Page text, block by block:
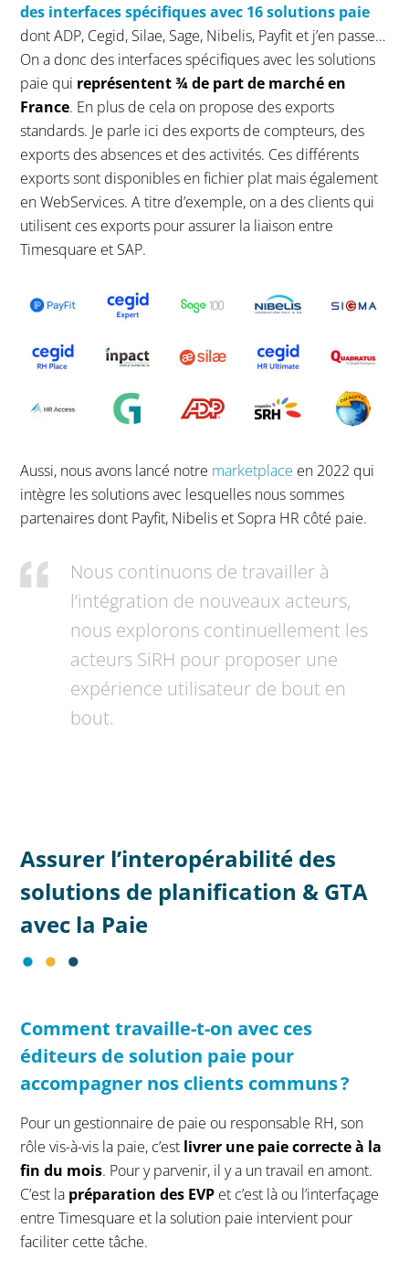
des interfaces spécifiques avec 16 solutions paie
dont ADP, Cegid, Silae, Sage, Nibelis, Payfit et j’en passe…
On a donc des interfaces spécifiques avec les solutions
paie qui représentent ¾ de part de marché en
France. En plus de cela on propose des exports
standards. Je parle ici des exports de compteurs, des
exports des absences et des activités. Ces différents
exports sont disponibles en fichier plat mais également
en WebServices. A titre d’exemple, on a des clients qui
utilisent ces exports pour assurer la liaison entre
Timesquare et SAP.
Aussi, nous avons lancé notre marketplace en 2022 qui
intègre les solutions avec lesquelles nous sommes
partenaires dont Payfit, Nibelis et Sopra HR côté paie.
Nous continuons de travailler à
l’intégration de nouveaux acteurs,
nous explorons continuellement les
acteurs SiRH pour proposer une
expérience utilisateur de bout en
bout.
Assurer l’interopérabilité des
solutions de planification & GTA
avec la Paie
Comment travaille-t-on avec ces
éditeurs de solution paie pour
accompagner nos clients communs?
Pour un gestionnaire de paie ou responsable RH, son
rôle vis-à-vis la paie, c’est livrer une paie correcte à la
fin du mois. Pour y parvenir, il y a un travail en amont.
C’est la préparation des EVP et c’est là ou l’interfaçage
entre Timesquare et la solution paie intervient pour
faciliter cette tâche.